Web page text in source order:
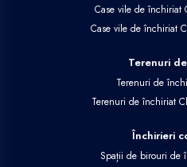
Case vile de închiriat
Case vile de închiriat
Terenuri
Terenuri de
Terenuri de închiriat
Închirieri
Spații de birouri de